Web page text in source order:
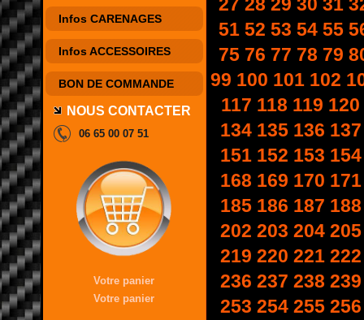
Infos CARENAGES
Infos ACCESSOIRES
BON DE COMMANDE
NOUS CONTACTER
06 65 00 07 51
Votre panier
Votre panier
51 52 53 54 55
75 76 77 78 79
99 100 101 102
117 118 119 120
134 135 136 137
151 152 153 154
168 169 170 171
185 186 187 188
202 203 204 205
219 220 221 222
236 237 238 239
253 254 255 256